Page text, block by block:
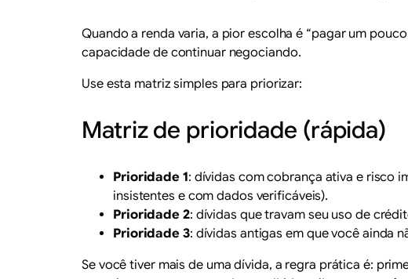
Quando a renda varia, a pior escolha é “pagar um
capacidade de continuar negociando.
Use esta matriz simples para priorizar:
Matriz de prioridade (rápida)
Prioridade 1: dívidas com cobrança ativa e risco
insistentes e com dados verificáveis).
Prioridade 2: dívidas que travam seu uso de
Prioridade 3: dívidas antigas em que você ainda
Se você tiver mais de uma dívida, a regra prática é: